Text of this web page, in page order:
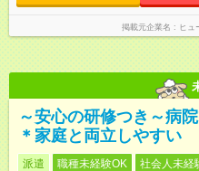
掲載元企業名 ヒュ
～安心の研修つき～病
＊家庭と両立しやすい
派遣 職種未経験OK 社会人未経